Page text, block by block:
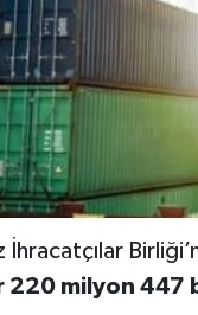
İhracatçılar
220 milyon 447